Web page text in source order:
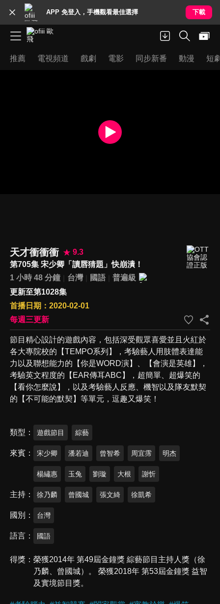
APP 免登入，手機觀看最佳選擇 下載
推薦 電視頻道 戲劇 電影 同步新番 動漫 短
天才衝衝衝
9.3
第705集 宋少卿「讀唇猜題」快崩潰！
1 小時 48 分鐘
台灣 國語
普遍級
更新至第1028集
首播日期：2020-02-01
每週三更新
節目精心設計的遊戲內容，包括深受觀眾喜愛並且火紅於
各大專院校的【TEMPO系列】，考驗藝人用肢體表達能
力以及聯想能力的【你是WORD演】、【會演是英雄】，
考驗英文程度的【EAR傳耳ABC】，超簡單、超爆笑的
【看你怎麼說】，以及考驗藝人反應、機智以及隊友默契
的【不可能的默契】等單元，逗趣又爆笑！
類型 遊戲節目 綜藝
來賓 宋少卿 潘若迪 曾智希 周宜霈 明杰
楊繡惠 玉兔 劉璇 大根 謝忻
主持 徐乃麟 曾國城 張文綺 徐凱希
國別 台灣
語言 國語
得獎
榮獲2014年 第49屆金鐘獎 綜藝節目主持人獎（徐
乃麟、曾國城）。 榮獲2018年 第53屆金鐘獎 益智
及實境節目獎。